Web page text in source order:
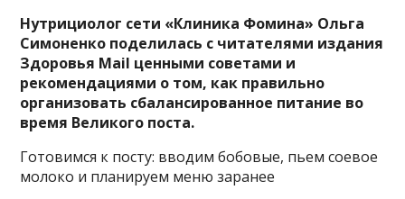
Нутрициолог сети «Клиника Фомина» Ольга
Симоненко поделилась с читателями издания
Здоровья Mail ценными советами и
рекомендациями о том, как правильно
организовать сбалансированное питание во
время Великого поста.
Готовимся к посту: вводим бобовые, пьем соевое
молоко и планируем меню заранее